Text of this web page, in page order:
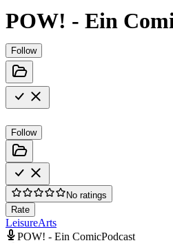
POW! - Ein
Follow
Follow
No ratings
Rate
LeisureArts
POW! - Ein ComicPodcast